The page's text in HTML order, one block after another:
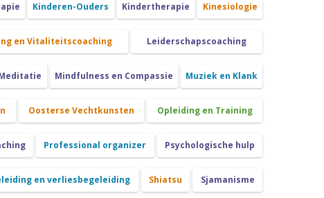
Kinderen-Ouders Kindertherapie Kinesiologie
en Vitaliteitscoaching Leiderschapscoaching
Mindfulness en Compassie Muziek en Klank
Oosterse Vechtkunsten Opleiding en Training
Professional organizer Psychologische hulp
en verliesbegeleiding Shiatsu Sjamanisme